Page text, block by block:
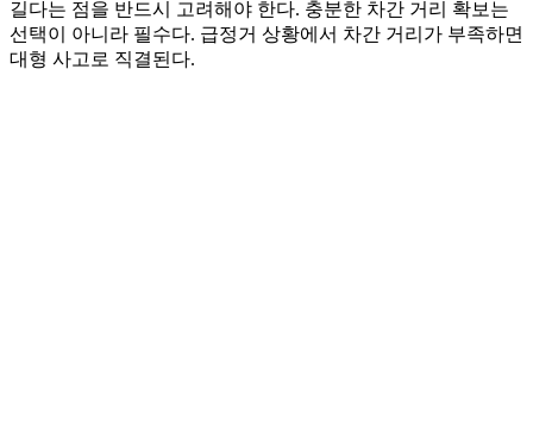
길다는 점을 반드시 고려해야 한다. 충분한 차간 거리 확보는
선택이 아니라 필수다. 급정거 상황에서 차간 거리가 부족하면
대형 사고로 직결된다.